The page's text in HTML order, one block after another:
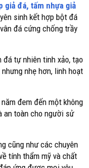
giả đá, tấm nhựa giả
sinh kết hợp bột đá
đá cứng chống trầy
tự nhiên tinh xảo, tạo
nhẹ hơn, linh hoạt
đem đến một không
an toàn cho người sử
cũng như các chuyên
tính thẩm mỹ và chất